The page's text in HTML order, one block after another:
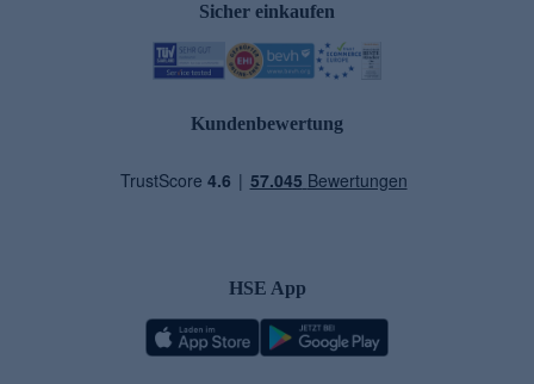
Sicher einkaufen
Kundenbewertung
HSE App